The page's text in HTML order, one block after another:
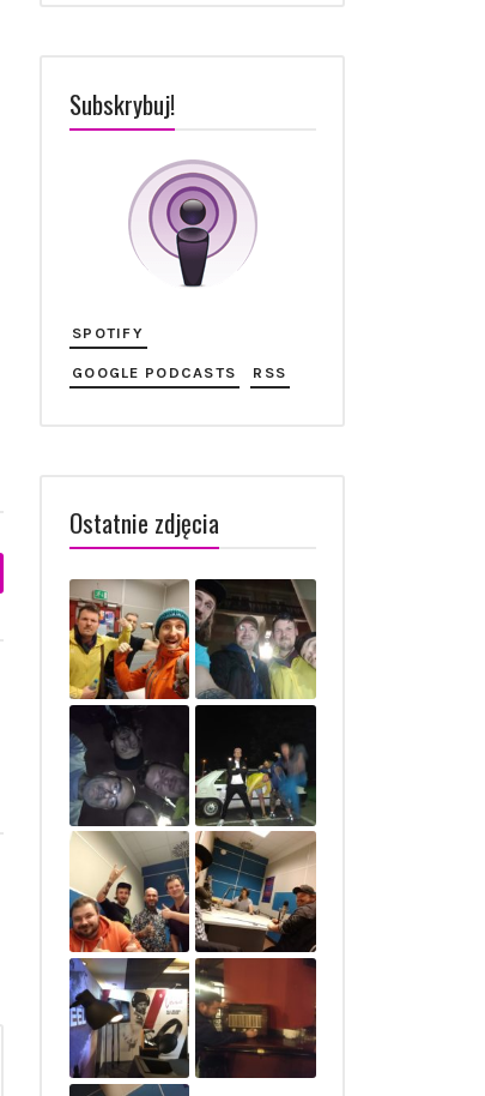
Subskrybuj!
SPOTIFY
GOOGLE PODCASTS RSS
Ostatnie zdjęcia